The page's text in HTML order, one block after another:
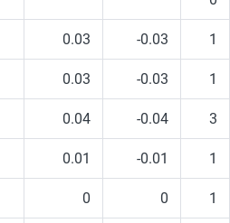
0.03 -0.03 1
0.03 -0.03 1
0.04 -0.04 3
0.01 -0.01 1
0 0 1